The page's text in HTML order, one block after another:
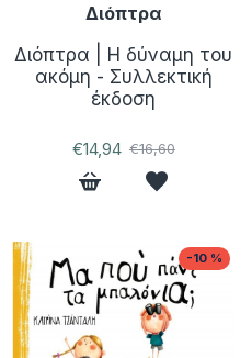
Διόπτρα
Διόπτρα | Η δύναμη του
ακόμη - Συλλεκτική
έκδοση
€14,94 €16,60
-10 %